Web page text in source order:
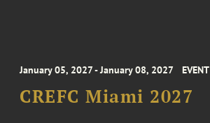
January 05, 2027 - January 08, 2027 EVENT
CREFC Miami 2027